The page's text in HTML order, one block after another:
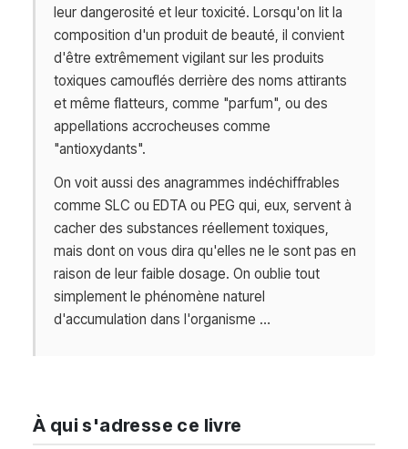
leur dangerosité et leur toxicité. Lorsqu'on lit la
composition d'un produit de beauté, il convient
d'être extrêmement vigilant sur les produits
toxiques camouflés derrière des noms attirants
et même flatteurs, comme "parfum", ou des
appellations accrocheuses comme
"antioxydants".
On voit aussi des anagrammes indéchiffrables
comme SLC ou EDTA ou PEG qui, eux, servent à
cacher des substances réellement toxiques,
mais dont on vous dira qu'elles ne le sont pas en
raison de leur faible dosage. On oublie tout
simplement le phénomène naturel
d'accumulation dans l'organisme …
À qui s'adresse ce livre